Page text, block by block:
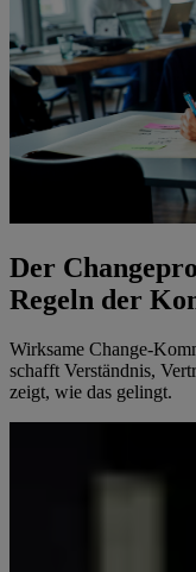
Der
Regeln der
Wirksame Change-
schafft Verständnis,
zeigt, wie das gelingt.